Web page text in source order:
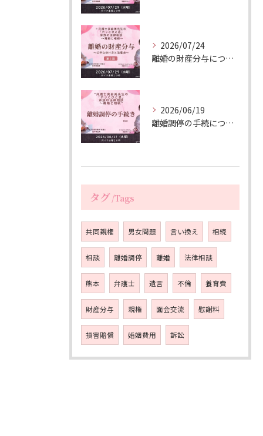
2026/07/24
離婚の財産分与について動画配信します
2026/06/19
離婚調停の手続について動画配信しました
タグ Tags
共同親権 男女問題 言い換え 相続
相談 離婚調停 離婚 法律相談
熊本 弁護士 遺言 不倫 養育費
財産分与 親権 面会交流 慰謝料
損害賠償 婚姻費用 訴訟